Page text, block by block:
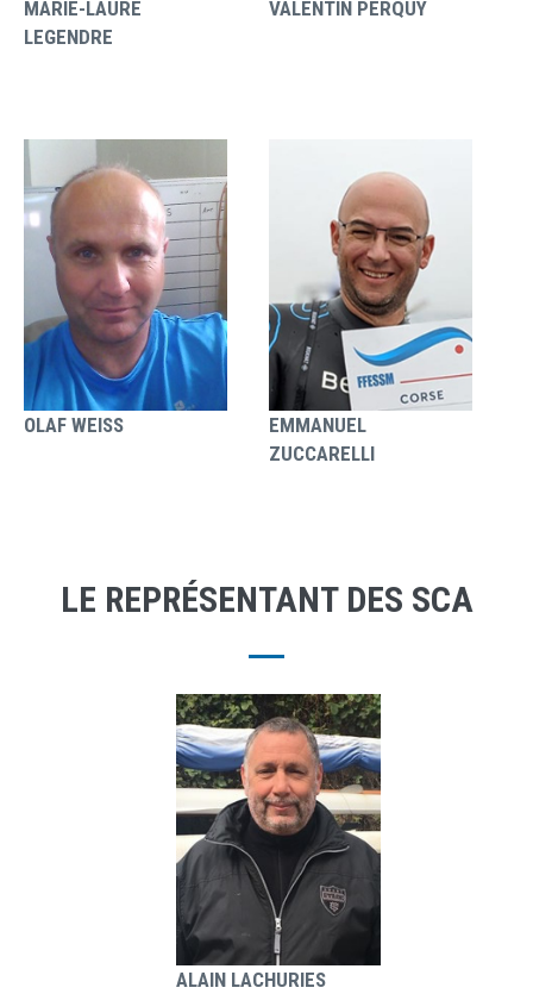
MARIE-LAURE
LEGENDRE
VALENTIN PERQUY
OLAF WEISS
EMMANUEL
ZUCCARELLI
LE REPRÉSENTANT DES SCA
ALAIN LACHURIES